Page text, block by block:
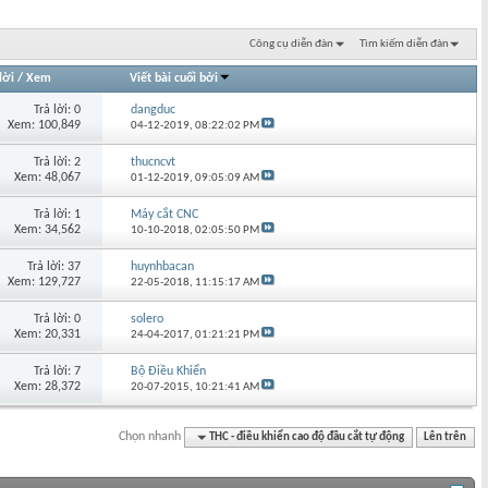
Công cụ diễn đàn Tìm kiếm diễn đàn
/ Xem Viết bài cuối bởi
Trả lời: 0
Xem: 100,849
dangduc
04-12-2019,08:22:02 PM
Trả lời: 2
Xem: 48,067
thucncvt
01-12-2019,09:05:09 AM
Trả lời: 1
Xem: 34,562
Máy cắt CNC
10-10-2018,02:05:50 PM
Trả lời: 37
Xem: 129,727
huynhbacan
22-05-2018, 11:15:17 AM
Trả lời: 0
Xem: 20,331
solero
24-04-2017,01:21:21 PM
Trả lời: 7
Xem: 28,372
Bộ Điều Khiển
20-07-2015, 10:21:41 AM
Chọn nhanh THC - điều khiển cao độ đầu cắt tự động Lên trên